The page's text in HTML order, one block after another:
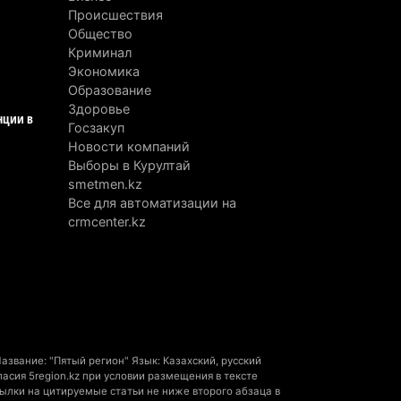
собак, едва не загрызших
в Алматинской области, судят
год после трагедии
2026 г. 09:17
области запустят
катеров для Formula-1 H2O
академию пилотов
2026 г. 08:29
City Authority назначили нового
2026 г. 15:11
в
Происшествия
Общество
Криминал
Экономика
Образование
Здоровье
Госзакуп
Новости компаний
Выборы в Курултай
smetmen.kz
Все для автоматизации на
crmcenter.kz
"Пятый регион" Язык: Казахский, русский
5region.kz при условии размещения в тексте
на цитируемые статьи не ниже второго абзаца в